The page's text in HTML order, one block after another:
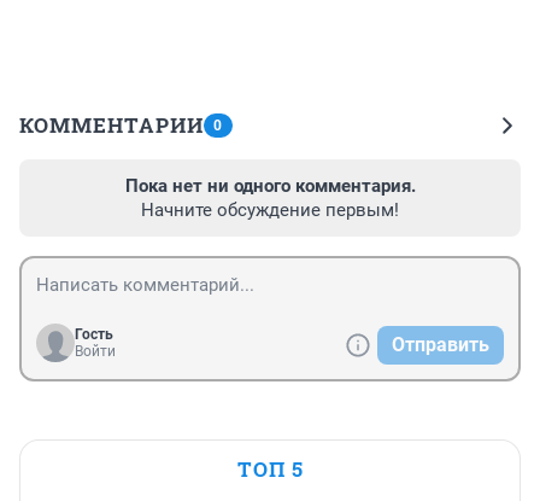
КОММЕНТАРИИ 0
Пока нет ни одного комментария.
Начните обсуждение первым!
Гость
Войти
Отправить
ТОП 5